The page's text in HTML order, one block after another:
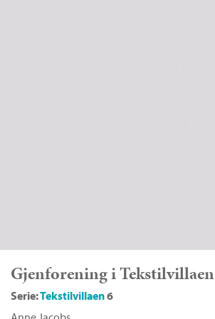
Gjenforening i Tekstilvillaen
Serie:Tekstilvillaen6